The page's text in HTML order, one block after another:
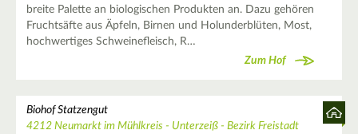
breite Palette an biologischen Produkten an. Dazu gehören
Fruchtsäfte aus Äpfeln, Birnen und Holunderblüten, Most,
hochwertiges Schweinefleisch, R…
Zum Hof
Biohof Statzengut
4212 Neumarkt im Mühlkreis - Unterzeiß - Bezirk Freistadt